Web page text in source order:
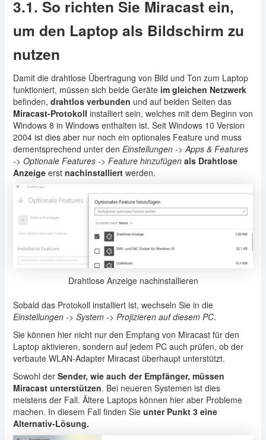
3.1. So richten Sie Miracast ein,
um den Laptop als Bildschirm zu
nutzen
Damit die drahtlose Übertragung von Bild und Ton zum Laptop
funktioniert, müssen sich beide Geräte im gleichen Netzwerk
befinden, drahtlos verbunden und auf beiden Seiten das
Miracast-Protokoll installiert sein, welches mit dem Beginn von
Windows 8 in Windows enthalten ist. Seit Windows 10 Version
2004 ist dies aber nur noch ein optionales Feature und muss
dementsprechend unter den Einstellungen -> Apps & Features
-> Optionale Features -> Feature hinzufügen als Drahtlose
Anzeigeerst nachinstalliertwerden.
Drahtlose Anzeige nachinstallieren
Sobald das Protokoll installiert ist, wechseln Sie in die
Einstellungen -> System -> Projizieren auf diesem PC.
Sie können hier nicht nur den Empfang von Miracast für den
Laptop aktivieren, sondern auf jedem PC auch prüfen, ob der
verbaute WLAN-Adapter Miracast überhaupt unterstützt.
Sowohl der Sender, wie auch der Empfänger, müssen
Miracast unterstützen. Bei neueren Systemen ist dies
meistens der Fall. Ältere Laptops können hier aber Probleme
machen. In diesem Fall finden Sie unter Punkt 3 eine
Alternativ-Lösung.